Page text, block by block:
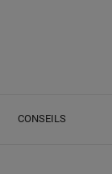
CONSEILS